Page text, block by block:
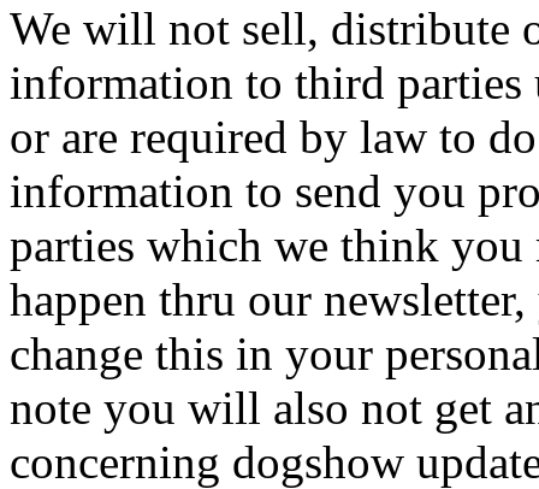
We will not sell, distribute
information to third parties
or are required by law to
information to send you
parties which we think
happen thru our
change this in your
note you will also not get
concerning dogshow